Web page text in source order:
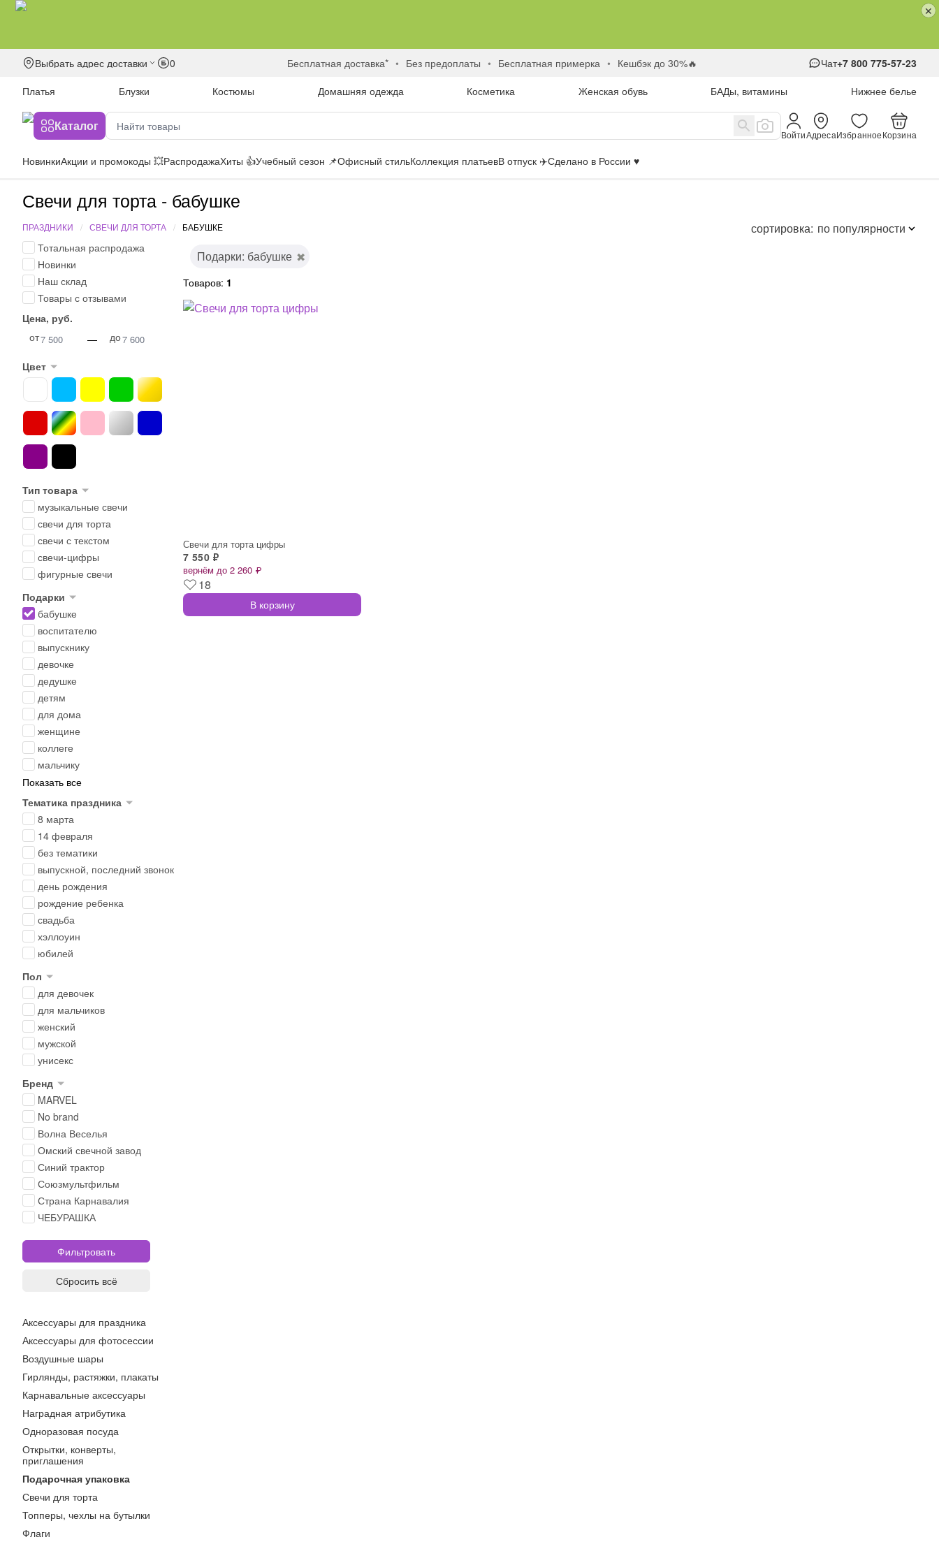
Выбрать адрес доставки 0 бесплатная доставка* без предоплаты бесплатная примерка кешбэк до 30%🔥 Чат+7 800 775-57-23
Платья
Блузки Костюмы Домашняя одежда Косметика Женская обувь БАДы, витамины Нижнее белье
Каталог
ВойтиАдресаИзбранноеКорзина
НовинкиАкции и промокоды 💥РаспродажаХиты 👍Учебный сезон 📌Офисный стильКоллекция платьевВ отпуск ✈️Сделано в России ♥️
Свечи для торта - бабушке
сортировка: по популярности
ПРАЗДНИКИ СВЕЧИ ДЛЯ ТОРТА БАБУШКЕ
Тотальная распродажа
Новинки
Наш склад
Товары с отзывами
Цена, руб.
от
— до
Цвет
Тип товара
музыкальные свечи
свечи для торта
свечи с текстом
свечи-цифры
фигурные свечи
Подарки
бабушке
воспитателю
выпускнику
девочке
дедушке
детям
для дома
женщине
коллеге
мальчику
Показать все
Тематика праздника
8 марта
14 февраля
без тематики
выпускной, последний звонок
день рождения
рождение ребенка
свадьба
хэллоуин
юбилей
Пол
для девочек
для мальчиков
женский
мужской
унисекс
Бренд
MARVEL
No brand
Волна Веселья
Омский свечной завод
Синий трактор
Союзмультфильм
Страна Карнавалия
ЧЕБУРАШКА
Сбросить всё
Аксессуары для праздника
Аксессуары для фотосессии
Воздушные шары
Гирлянды, растяжки, плакаты
Карнавальные аксессуары
Наградная атрибутика
Одноразовая посуда
Открытки, конверты,
приглашения
Подарочная упаковка
Свечи для торта
Топперы, чехлы на бутылки
Флаги
Подарки: бабушке
Товаров: 1
Свечи для торта цифры
7 550 ₽
вернём до 2 260 ₽
18
В корзину